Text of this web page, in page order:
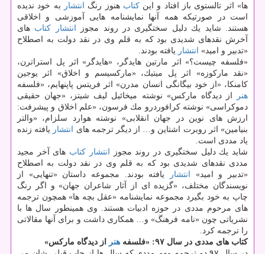
ها» اثر تالستوی باز افتاد و اینكتاب هنوز رنگ انتشار
به خود ندیده
است در صورتیكه همه آنها نمایشنامه هایی آموزشی و اخلاقی
هستند. شاید یك دلیل سختگیری در روند مجوز انتشار كتاب های
آخرش نقدهای شدیدی بود كه به قلم وی در نقد دولت به اصطلاح
«تدبیر و امید» انتشار یافته بودند.
«فلسفه چیست؟» اثر مارتین هایدگر، «هایدگر» اثر پل استراترن،
«نقد ماركوزه» اثر پل میتیك، «ماركسیسم و اخلاق» اثر یوجین
كامنكا، «از خود بیگانگی انسان مدرن» اثر فریتس پاپنهایم، «فلسفه
هنر
از دیدگاه ماركس» نوشته میخائیل لیف شیتز، «جهان حقیقی
دموكراسی» نوشته كرافوردرو مك فرسون، «علم اخلاق و پیشرفت:
ارزش های نوین در جهان انقلابی» نوشته هوارد سلزام، «والتر
بنیامین» اثر روبرت اشتاین و… از دیگر ترجمه های انتشار یافته زنده
یاد مددی است.
شاید یك دلیل سختگیری در روند مجوز انتشار كتاب های آخر مجید
مددی نقدهای شدیدی بود كه به قلم وی در نقد دولت به اصطلاح
«تدبیر و امید» انتشار
یافته بودند. مجموعه داستان «تنهایی» از
نویسندگان مختلف، «گزیده ای از آثار شاعران جهان» و اگر رنگ
چاپ به خود بگیرد مجموعه نمایشنامه «عقل بچه ها» همچون ترجمه
های مرحوم مددی در حوزه ادبیات هستند. وی همینطور سال ها با
نشریاتی چون «نامه فرهنگ» و… همكاری داشت و برای آنها مقالاتی
را ترجمه كرد.
كتاب های مددی در سال ۹۷: «فلسفه
هنر
از دیدگاه ماركس»